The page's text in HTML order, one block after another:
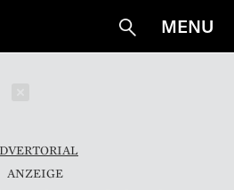
Suche
MENU